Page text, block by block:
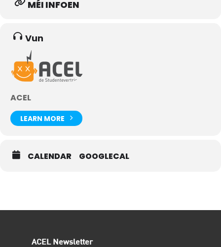
MÉI INFOEN
Vun
ACEL
LEARN MORE
CALENDAR GOOGLECAL
ACEL Newsletter